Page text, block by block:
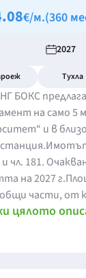
€/м.(360
2027
Тухла
БОКС
на само 5
и в
чл. 181.
на 2027
части, от
цялото